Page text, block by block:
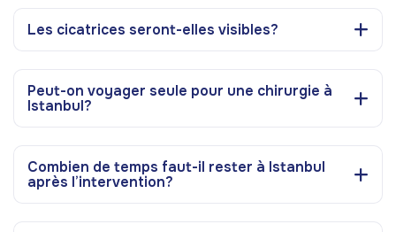
Les cicatrices seront-elles visibles?
Peut-on voyager seule pour une chirurgie à
Istanbul?
Combien de temps faut-il rester à Istanbul
après l’intervention?